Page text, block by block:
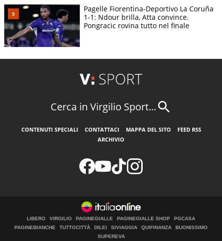
Pagelle Fiorentina-Deportivo La Coruña
1-1: Ndour brilla, Atta convince.
Pongracic rovina tutto nel finale
Cerca in Virgilio Sport...
CONTENUTI SPECIALI CONTATTACI MAPPA DEL SITO
FEED RSS
ARCHIVIO
LIBERO VIRGILIO PAGINEGIALLE PAGINEGIALLE SHOP
PGCASA
PAGINEBIANCHE
TUTTOCITTÀ DILEI SIVIAGGIA QUIFINANZA
BUONISSIMO
SUPEREVA